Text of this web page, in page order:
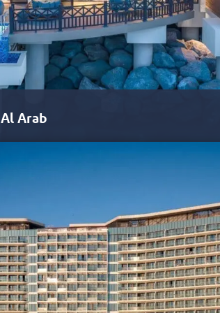
Arab
ist mit seinen 174 luxuriösen Zimmern, Suiten
Einrichtung bietet eine wohltuende Aussicht,
oder ein Pooldeck. Die Zimmer, die
sind geräumig und mit echtem Luxus
ist. Außerdem sind diese mit
dem Hotel ein Gefühl von Nähe verleihen.
vom luxuriösen Leben auf den Malediven,
erste Überwasservillen gehören. Die Villen